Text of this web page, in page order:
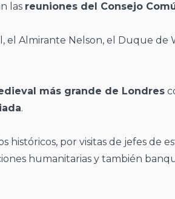
las reuniones del Consejo
el Almirante Nelson, el Duque de
más grande de Londres
.
históricos, por visitas de jefes de
humanitarias y también